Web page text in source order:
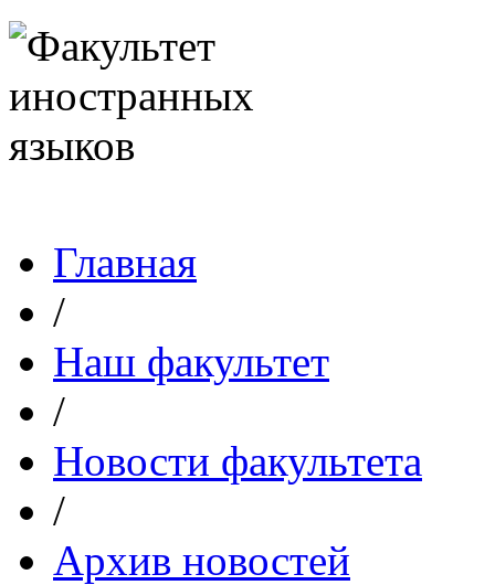
Главная
/
Наш факультет
/
Новости факультета
/
Архив новостей